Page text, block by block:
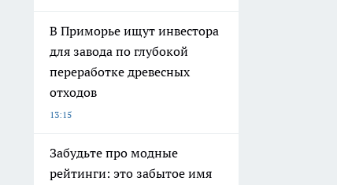
В Приморье ищут инвестора
для завода по глубокой
переработке древесных
отходов
13:15
Забудьте про модные
рейтинги: это забытое имя